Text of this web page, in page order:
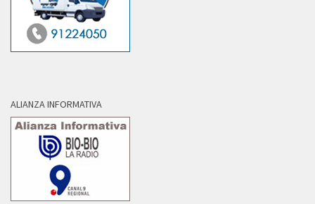
ALIANZA INFORMATIVA